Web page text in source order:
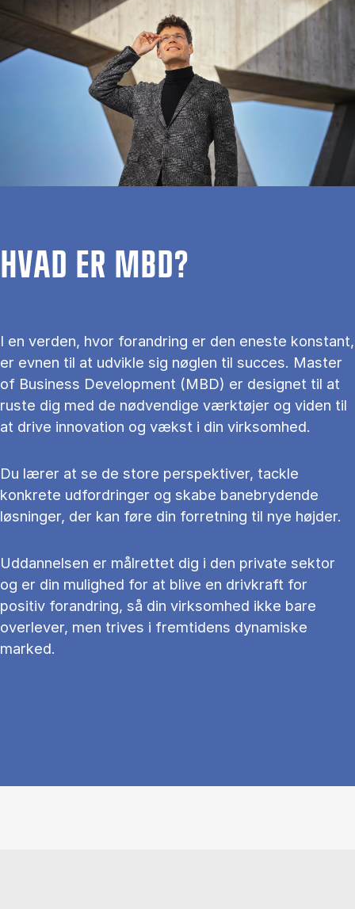
HVAD ER MBD?
I en verden, hvor forandring er den eneste konstant,
er evnen til at udvikle sig nøglen til succes. Master
of Business Development (MBD) er designet til at
ruste dig med de nødvendige værktøjer og viden til
at drive innovation og vækst i din virksomhed.
Du lærer at se de store perspektiver, tackle
konkrete udfordringer og skabe banebrydende
løsninger, der kan føre din forretning til nye højder.
Uddannelsen er målrettet dig i den private sektor
og er din mulighed for at blive en drivkraft for
positiv forandring, så din virksomhed ikke bare
overlever, men trives i fremtidens dynamiske
marked.